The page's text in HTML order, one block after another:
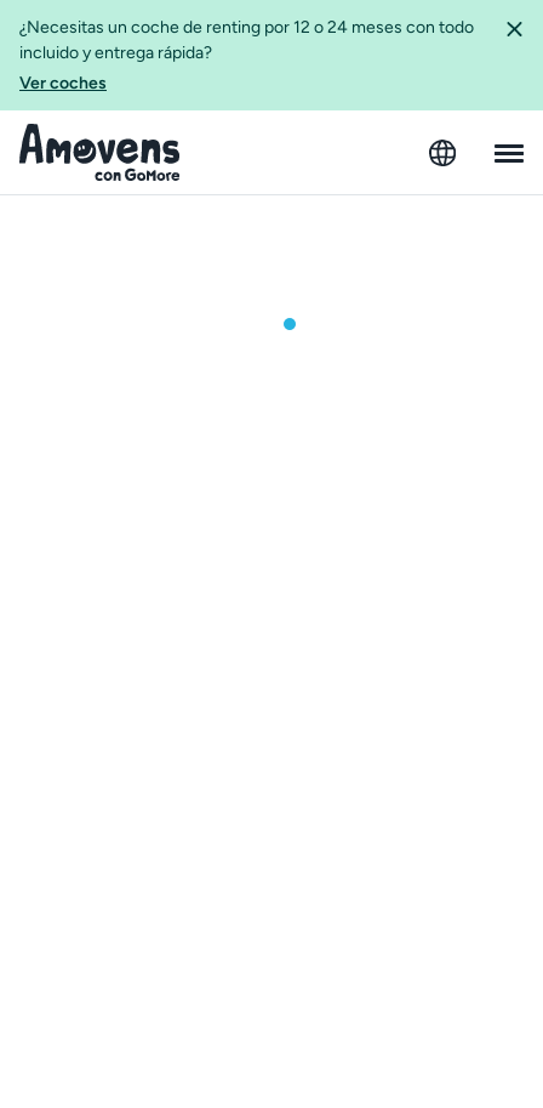
¿Necesitas un coche de renting por 12 o 24 meses con todo
incluido y entrega rápida?
Ver coches